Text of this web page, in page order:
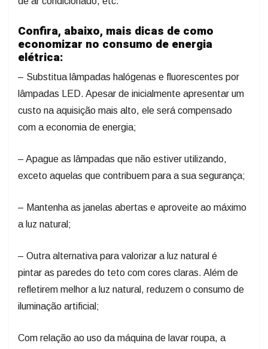
Confira, abaixo, mais dicas de como
economizar no consumo de energia
elétrica:
– Substitua lâmpadas halógenas e fluorescentes por
lâmpadas LED. Apesar de inicialmente apresentar um
custo na aquisição mais alto, ele será compensado
com a economia de energia;
– Apague as lâmpadas que não estiver utilizando,
exceto aquelas que contribuem para a sua segurança;
– Mantenha as janelas abertas e aproveite ao máximo
a luz natural;
– Outra alternativa para valorizar a luz natural é
pintar as paredes do teto com cores claras. Além de
refletirem melhor a luz natural, reduzem o consumo de
iluminação artificial;
Com relação ao uso da máquina de lavar roupa, a